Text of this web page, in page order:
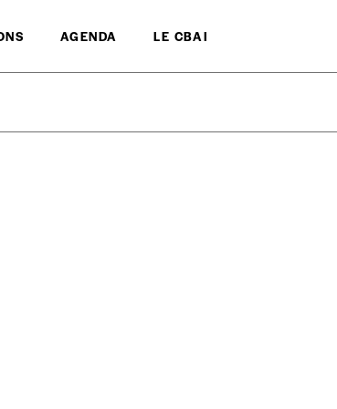
AGENDA LE CBAI